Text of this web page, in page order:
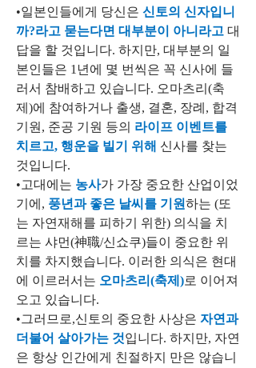
•일본인들에게 당신은 신토의 신자입니
까?라고 묻는다면 대부분이 아니라고 대
답을 할 것입니다. 하지만, 대부분의 일
본인들은 1년에 몇 번씩은 꼭 신사에 들
러서 참배하고 있습니다. 오마츠리(축
제)에 참여하거나 출생, 결혼, 장례, 합격
기원, 준공 기원 등의 라이프 이벤트를
치르고, 행운을 빌기 위해 신사를 찾는
것입니다.
•고대에는 농사가 가장 중요한 산업이었
기에, 풍년과 좋은 날씨를 기원하는 (또
는 자연재해를 피하기 위한) 의식을 치
르는 샤먼(神職/신쇼쿠)들이 중요한 위
치를 차지했습니다. 이러한 의식은 현대
에 이르러서는 오마츠리(축제)로 이어져
오고 있습니다.
•그러므로,신토의 중요한 사상은 자연과
더불어 살아가는 것입니다. 하지만, 자연
은 항상 인간에게 친절하지 만은 않습니